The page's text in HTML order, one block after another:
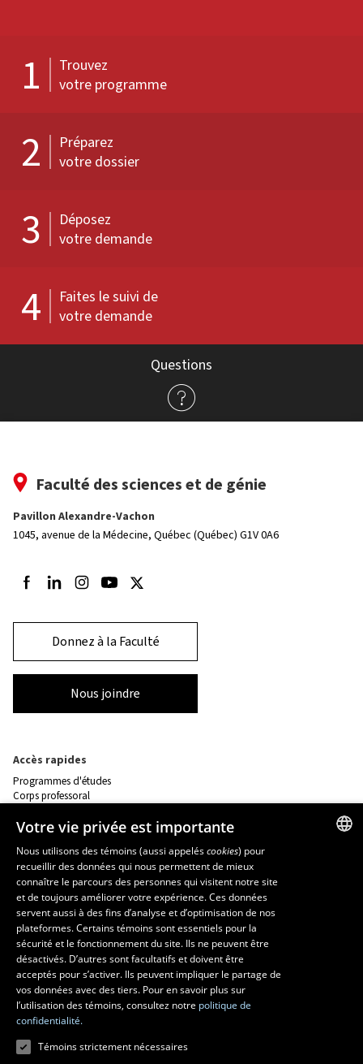
1
Trouvez
votre programme
2
Préparez
votre dossier
3
Déposez
votre demande
4
Faites le suivi de
votre demande
Questions
Faculté des sciences et de génie
Pavillon Alexandre-Vachon
1045, avenue de la Médecine, Québec (Québec) G1V 0A6
Suivez-nous sur Facebook
Suivez-nous sur LinkedIn
Suivez-nous sur Instagram
Suivez-nous sur Youtube
Suivez-nous sur Twitter
Donnez à la Faculté
Nous joindre
Accès rapides
Programmes d'études
Corps professoral
Foire aux questions
Ressources
monPortail
MESURES D'URGENCE
Composer le 418 656-5555
Votre vie privée est importante
Nous utilisons des témoins (aussi appeléscookies) pour
recueillir des données qui nous permettent de mieux
connaître le parcours des personnes qui visitent notre site
et de toujours améliorer votre expérience. Ces données
servent aussi à des fins d’analyse et d’optimisation de nos
plateformes. Certains témoins sont essentiels pour la
sécurité et le fonctionnement du site. Ils ne peuvent être
désactivés. D’autres sont facultatifs et doivent être
acceptés pour s’activer. Ils peuvent impliquer le partage de
vos données avec des tiers. Pour en savoir plus sur
l’utilisation des témoins, consultez notre politique de
confidentialité.
Témoins strictement nécessaires